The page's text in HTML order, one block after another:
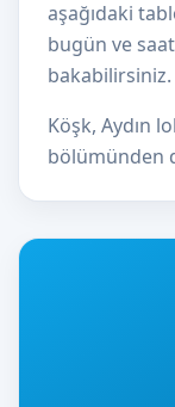
aşağıdaki
bugün ve
bakabilirsiniz.
Köşk, Aydın
bölümünden